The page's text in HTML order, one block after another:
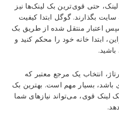
حتی قوی‌ترین بک لینک‌ها نیز
سایت بگذارند. گوگل ابتدا کیفیت
اعتبار منتقل شده از طریق بک
ابتدا خانه خود را محکم کنید و
انتخاب یک مرجع معتبر که
باشد، بسیار مهم است. بهترین بک
قوی، می‌تواند نیازهای شما